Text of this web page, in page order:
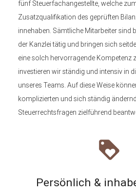
fünf Steuerfachangestellte, welche
Zusatzqualifikation des geprüften
innehaben. Sämtliche Mitarbeiter sind
der Kanzlei tätig und bringen sich
eine solch hervorragende Kompetenz
investieren wir ständig und intensiv in
unseres Teams. Auf diese Weise
komplizierten und sich ständig
Steuerrechtsfragen zielführend
loyalty
Persönlich &